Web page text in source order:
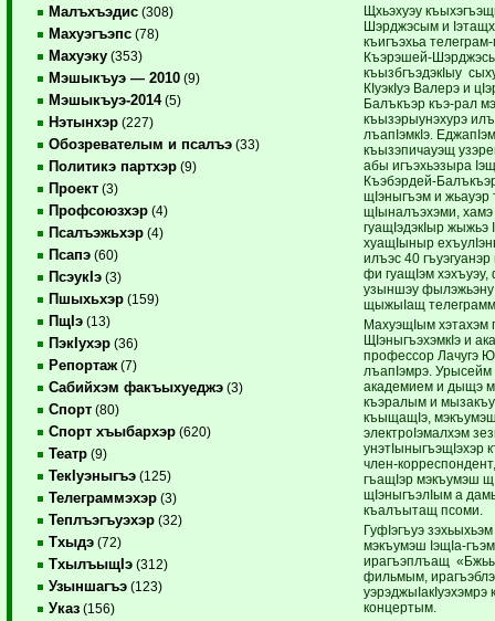
Малъхъэдис (308)
Махуэгъэпс (78)
Махуэку (353)
Мэшыкъуэ — 2010 (9)
Мэшыкъуэ-2014(5)
Нэтынхэр (227)
Обозревателым и псалъэ (33)
Политикэ партхэр (9)
Проект (3)
Профсоюзхэр (4)
Псалъэжьхэр (4)
Псапэ (60)
ПсэукIэ (3)
Пшыхьхэр (159)
ПщIэ (13)
ПэкIухэр (36)
Репортаж (7)
Сабийхэм факъыхуеджэ (3)
Спорт (80)
Спорт хъыбархэр (620)
Театр (9)
ТекIуэныгъэ (125)
Телеграммэхэр (3)
Теплъэгъуэхэр (32)
Тхыдэ (72)
ТхылъыщIэ (312)
Узыншагъэ (123)
Указ (156)
Щхьэхуэу
Шэрджэсым и
къигъэхьа
Къэрэшей-
къызбгъэдэкIыу
КIуэкIуэ Валерэ и
Балъкъэр къэ-рал
къызэрыунэхурэ
лъапIэмкIэ.
къызэпичауэщ
абы игъэхьэзыра
Къэбэрдей-
щIэныгъэм и жьауэр
щIыналъэхэми,
гуащIэдэкIыр
хуащIыныр
илъэс 40
фи гуащIэм
узыншэу
щыжыIащ
МахуэщIым хэтахэм
ЩIэныгъэхэмкIэ и
профессор Лачугэ
лъапIэмрэ.
академием и дыщэ
къэралым и
къыщащIэ, мэкъумэш
электроIэмалхэм
унэтIыныгъэщIэхэр
член-
гъащIэр мэкъумэш
щIэныгъэлIым а
къалъытащ псоми.
ГуфIэгъуэ
мэкъумэш IэщIа-гъэм
ирагъэплъащ
фильмым,
уэрэджыIакIуэхэмрэ
концертым.